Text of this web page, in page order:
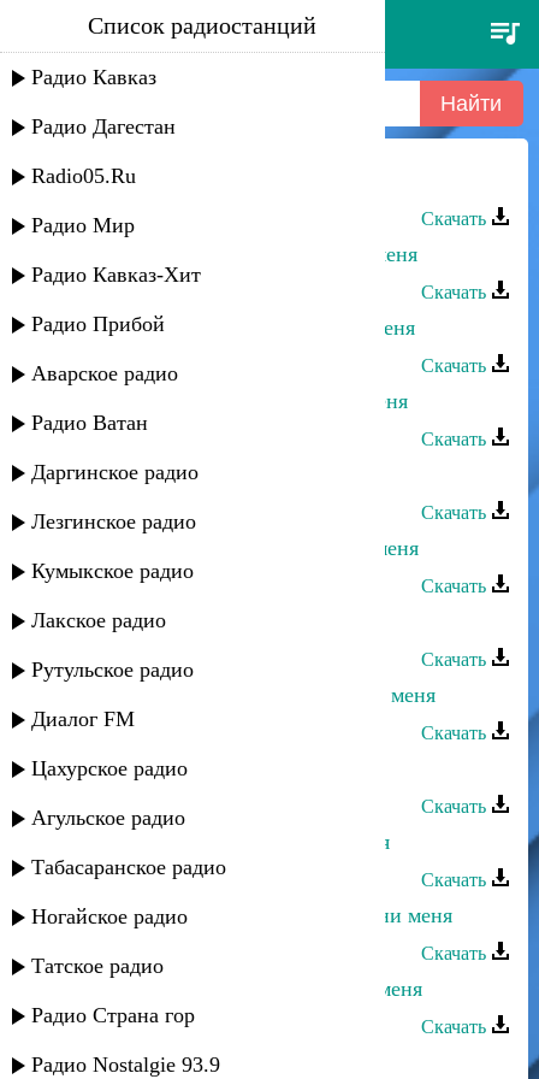
дмитрий колдун - поцелуй меня
Список радиостанций
Радио Кавказ
Радио Дагестан
Radio05.Ru
Радио Мир
Радио Кавказ-Хит
Радио Прибой
Аварское радио
Радио Ватан
Даргинское радио
Лезгинское радио
Кумыкское радио
Лакское радио
Рутульское радио
Диалог FM
Цахурское радио
Агульское радио
Табасаранское радио
Ногайское радио
Татское радио
Радио Страна гор
Радио Nostalgie 93.9
Издаг - Услышь меня
Скачать
Асадула Бахтанов - Посмотри на меня
Скачать
Мадина Абдулбакова - Не мучай меня
Скачать
Нариман Атаев - Не обманывай меня
Скачать
Айшат Айсаева - Не обижай меня
Скачать
Динара Залумханова - Не бросай меня
Скачать
Мурад Садуев - Игра без меня
Скачать
Эльдар Далгатов - Замуж выйди за меня
Скачать
Камила Мурсалова - Радуй меня
Скачать
Багавудин Ибрагимов - Пусти меня
Скачать
Альбина Казакмурзаева - Не обмани меня
Скачать
Гульжанат Исаева - Не смотри на меня
Скачать
Умалав Кебедов - Ты для меня